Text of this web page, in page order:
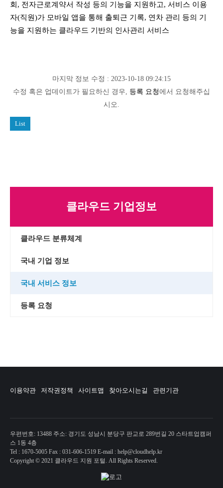
회, 전자근로계약서 작성 등의 기능을 지원하고, 서비스 이용
자(직원)가 모바일 앱을 통해 출퇴근 기록, 연차 관리 등의 기
능을 지원하는 클라우드 기반의 인사관리 서비스
마지막 정보 수정 : 2023-10-18 09:24:15
수정 혹은 업데이트가 필요하신 경우, 등록 요청에서 요청해주십
시오.
List
클라우드 기업정보
클라우드 분류체계
국내 기업 정보
국내 서비스 정보
등록 요청
이용약관 저작권정책 사이트맵 찾아오시는길 관련기관
우편번호: 13488 주소: 경기도 성남시 분당구 판교로 289번길 20 스타트업캠퍼
스 1동 4층
Tel : 1670-5005 Fax : 031-606-1519 E-mail : help@cloudhelp.kr
Copyright © 2021 클라우드 지원 포털. All Rights Reserved.